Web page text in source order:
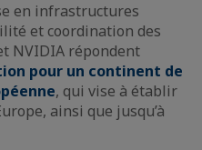
en infrastructures
et coordination des
NVIDIA répondent
pour un continent de
, qui vise à établir
ainsi que jusqu’à